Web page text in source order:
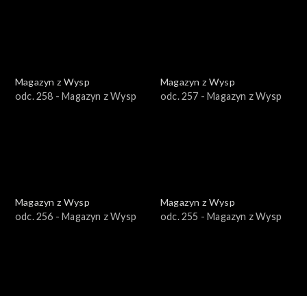
Magazyn z Wysp
odc. 258 - Magazyn z Wysp
Magazyn z Wysp
odc. 257 - Magazyn z Wysp
Magazyn z Wysp
odc. 256 - Magazyn z Wysp
Magazyn z Wysp
odc. 255 - Magazyn z Wysp